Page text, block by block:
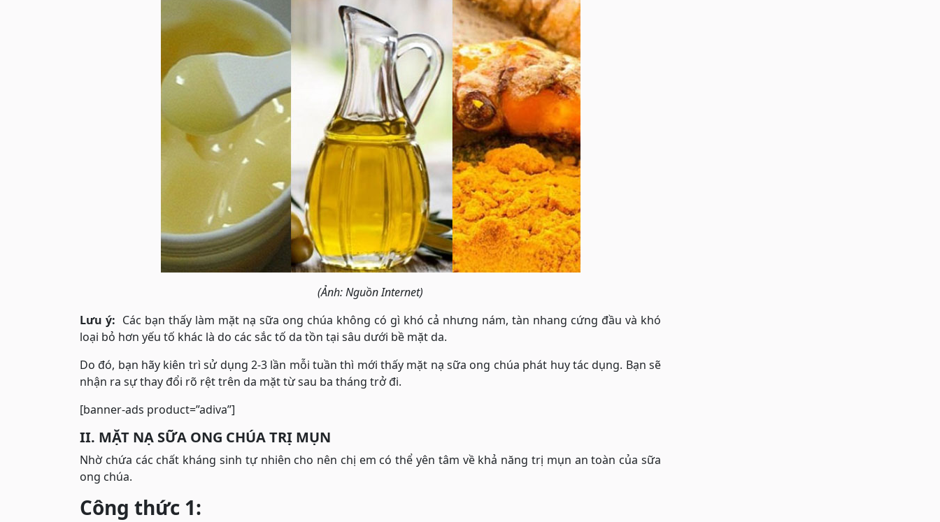
(Ảnh: Nguồn Internet)
Lưu ý: Các bạn thấy làm mặt nạ sữa ong chúa không có gì khó cả nhưng nám, tàn nhang cứng đầu và khó
loại bỏ hơn yếu tố khác là do các sắc tố da tồn tại sâu dưới bề mặt da.
Do đó, bạn hãy kiên trì sử dụng 2-3 lần mỗi tuần thì mới thấy mặt nạ sữa ong chúa phát huy tác dụng. Bạn sẽ
nhận ra sự thay đổi rõ rệt trên da mặt từ sau ba tháng trở đi.
[banner-ads product=”adiva”]
II. MẶT NẠ SỮA ONG CHÚA TRỊ MỤN
Nhờ chứa các chất kháng sinh tự nhiên cho nên chị em có thể yên tâm về khả năng trị mụn an toàn của sữa
ong chúa.
Công thức 1: